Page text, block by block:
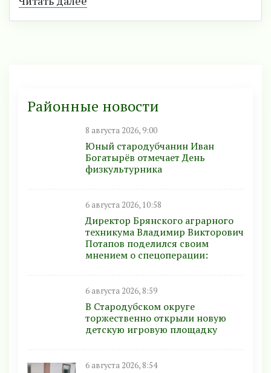
Районные новости
8 августа 2026, 9:00
Юный стародубчанин Иван
Богатырёв отмечает День
физкультурника
6 августа 2026, 10:58
Директор Брянского аграрного
техникума Владимир Викторович
Потапов поделился своим
мнением о спецоперации:
6 августа 2026, 8:59
В Стародубском округе
торжественно открыли новую
детскую игровую площадку
6 августа 2026, 8:54